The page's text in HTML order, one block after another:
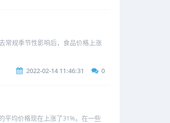
常规季节性影响后，食品价格上涨
2022-02-14 11:46:31 0
平均价格现在上涨了31%。在一些